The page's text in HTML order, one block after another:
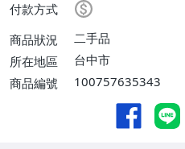
付款方式
商品狀況
二手品
所在地區
台中市
商品編號
100757635343